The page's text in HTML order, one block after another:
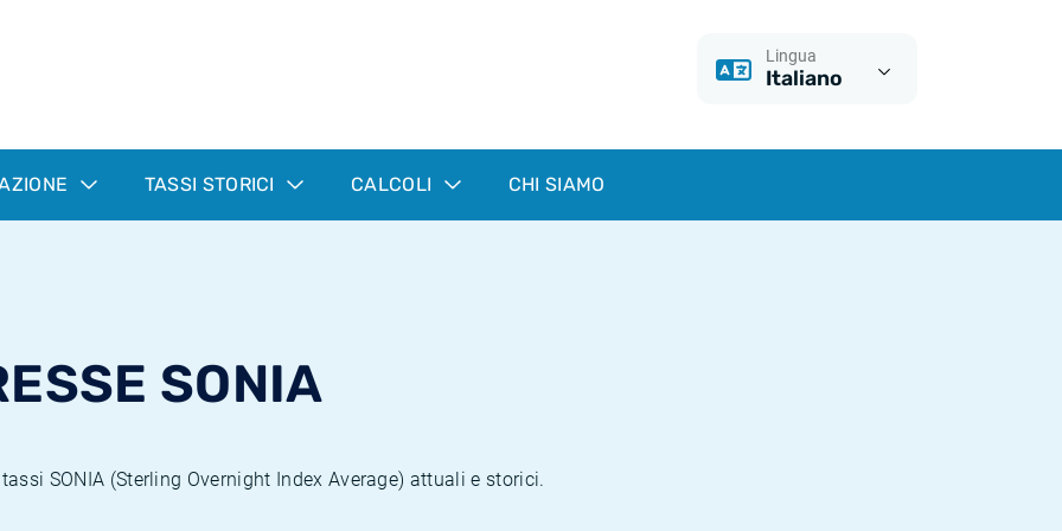
Lingua
Italiano
TASSI STORICI CALCOLI CHI SIAMO
SONIA
SONIA (Sterling Overnight Index Average) attuali e storici.